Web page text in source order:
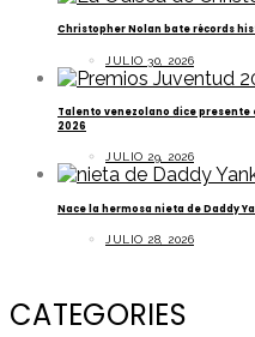
Christopher Nolan bate récords
JULIO 30, 2026
Talento venezolano dice presente
2026
JULIO 29, 2026
Nace la hermosa nieta de Daddy
JULIO 28, 2026
CATEGORIES